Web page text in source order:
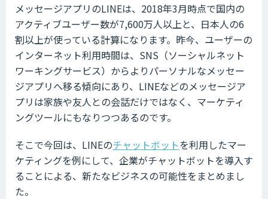
メッセージアプリのLINEは、2018年3月時点で国内の
アクティブユーザー数が7,600万人以上と、日本人の6
割以上が使っている計算になります。昨今、ユーザーの
インターネット利用時間は、SNS（ソーシャルネット
ワーキングサービス）からよりパーソナルなメッセー
ジアプリへ移る傾向にあり、LINEなどのメッセージア
プリは家族や友人との会話だけではなく、マーケティ
ングツールにもなりつつあるのです。
そこで今回は、LINEのチャットボットを利用したマー
ケティングを例にして、企業がチャットボットを導入す
ることによる、新たなビジネスの可能性をまとめまし
た。